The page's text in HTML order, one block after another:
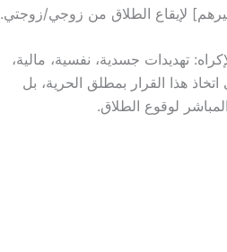
لإيقاع الطلاق من زوجي/زوجتي.
تهديدات جسدية، نفسية، مالية،
هذا القرار بمطلق الحرية، بل
لوقوع الطلاق.